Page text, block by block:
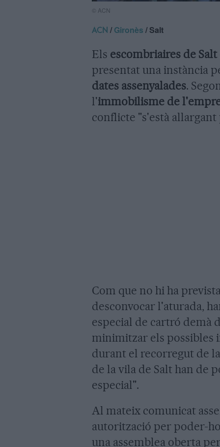
© ACN
ACN /Gironès / Salt
Els escombriaires de Salt
presentat una instància
dates assenyalades.
l'immobilisme de
conflicte "s'està
Com que no hi ha
desconvocar l'aturada,
especial de cartró demà
minimitzar els possibles
durant el recorregut de la
de la vila de Salt han de
especial".
Al mateix comunicat
autorització per poder-
una assemblea oberta